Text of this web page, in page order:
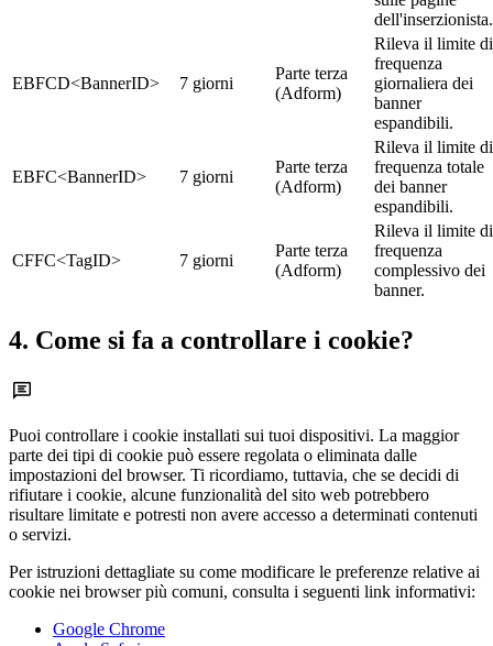
dell'inserzionista.
EBFCD<BannerID> 7 giorni
Parte terza
(Adform)
Rileva il limite di
frequenza
giornaliera dei
banner
espandibili.
EBFC<BannerID> 7 giorni
Parte terza
(Adform)
Rileva il limite di
frequenza totale
dei banner
espandibili.
CFFC<TagID> 7 giorni
Parte terza
(Adform)
Rileva il limite di
frequenza
complessivo dei
banner.
4. Come si fa a controllare i cookie?
Puoi controllare i cookie installati sui tuoi dispositivi. La maggior
parte dei tipi di cookie può essere regolata o eliminata dalle
impostazioni del browser. Ti ricordiamo, tuttavia, che se decidi di
rifiutare i cookie, alcune funzionalità del sito web potrebbero
risultare limitate e potresti non avere accesso a determinati contenuti
o servizi.
Per istruzioni dettagliate su come modificare le preferenze relative ai
cookie nei browser più comuni, consulta i seguenti link informativi:
Google Chrome